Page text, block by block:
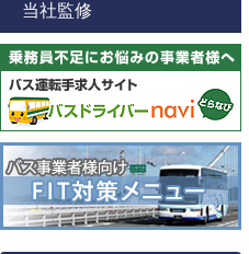
当社監修